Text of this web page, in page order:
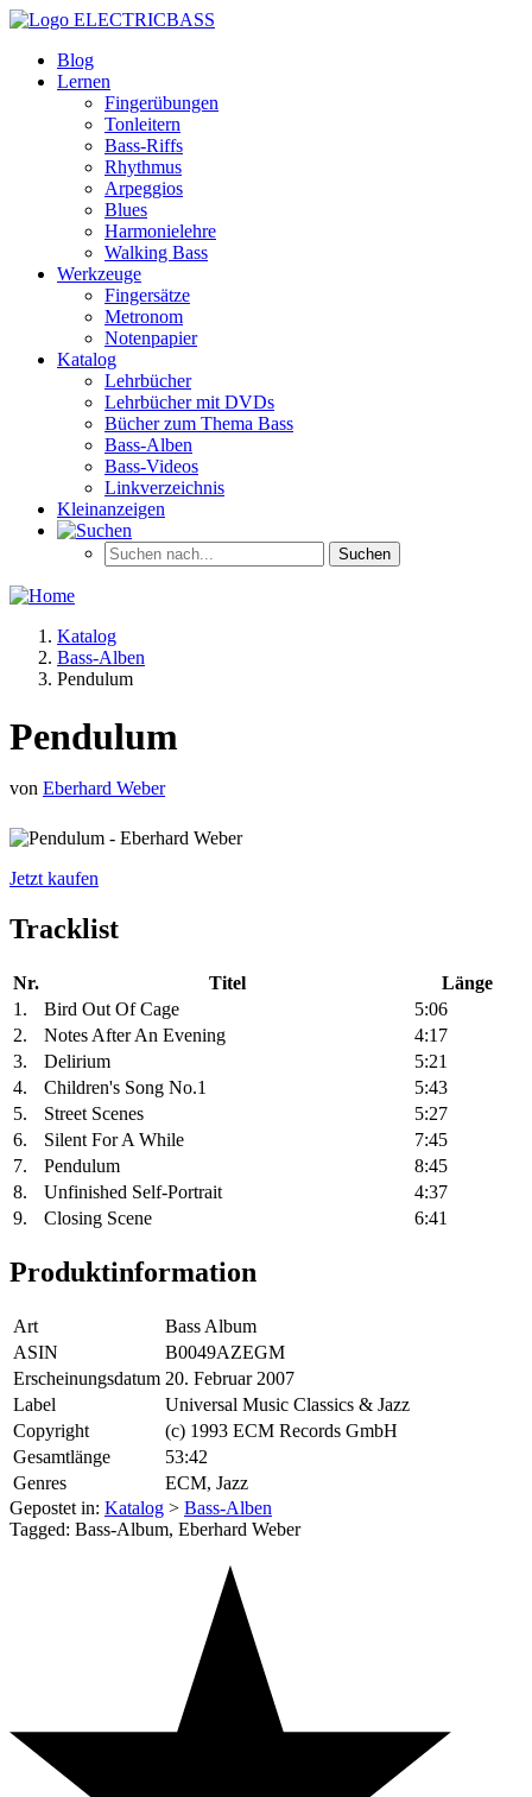
ELECTRICBASS
Blog
Lernen
Fingerübungen
Tonleitern
Bass-Riffs
Rhythmus
Arpeggios
Blues
Harmonielehre
Walking Bass
Werkzeuge
Fingersätze
Metronom
Notenpapier
Katalog
Lehrbücher
Lehrbücher mit DVDs
Bücher zum Thema Bass
Bass-Alben
Bass-Videos
Linkverzeichnis
Kleinanzeigen
Katalog
Bass-Alben
Pendulum
Pendulum
von Eberhard Weber
Jetzt kaufen
Tracklist
Nr. Titel
Länge
1.
Bird Out Of Cage
5:06
2.
Notes After An Evening
4:17
3.
Delirium
5:21
4.
Children's Song No.1
5:43
5.
Street Scenes
5:27
6.
Silent For A While
7:45
7.
Pendulum
8:45
8.
Unfinished Self-Portrait
4:37
9.
Closing Scene 6:41
Produktinformation
Art
Bass Album
ASIN
B0049AZEGM
Erscheinungsdatum 20. Februar 2007
Label
Universal Music Classics & Jazz
Copyright
(c) 1993 ECM Records GmbH
Gesamtlänge
53:42
Genres
ECM, Jazz
Gepostet in: Katalog > Bass-Alben
Tagged: Bass-Album, Eberhard Weber